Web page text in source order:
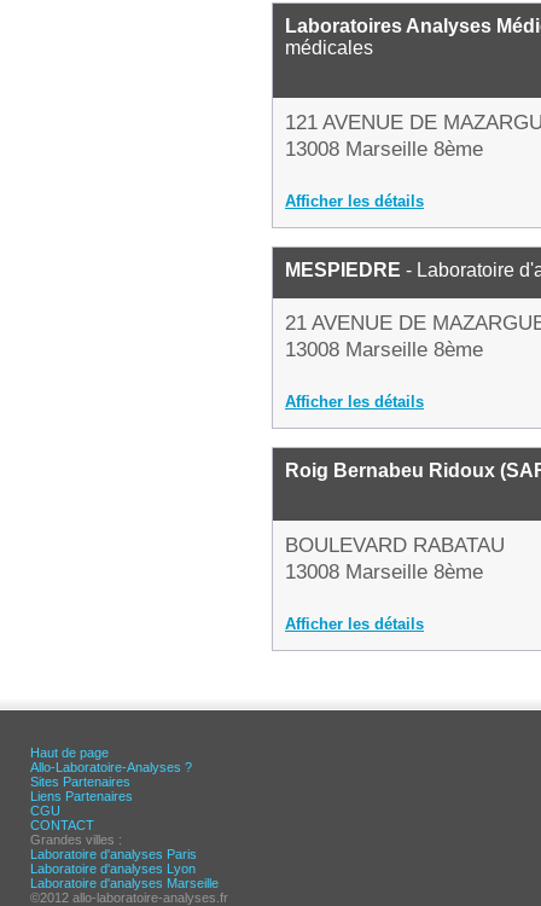
Laboratoires Analyses
médicales
121 AVENUE DE
13008 Marseille 8ème
Afficher les détails
MESPIEDRE - Laboratoire
21 AVENUE DE
13008 Marseille 8ème
Afficher les détails
Roig Bernabeu Ridoux
BOULEVARD RABATAU
13008 Marseille 8ème
Afficher les détails
Haut de page
Allo-Laboratoire-Analyses ?
Sites Partenaires
Liens Partenaires
CGU
CONTACT
Grandes villes :
Laboratoire d'analyses Paris
Laboratoire d'analyses Lyon
Laboratoire d'analyses Marseille
©2012 allo-laboratoire-analyses.fr